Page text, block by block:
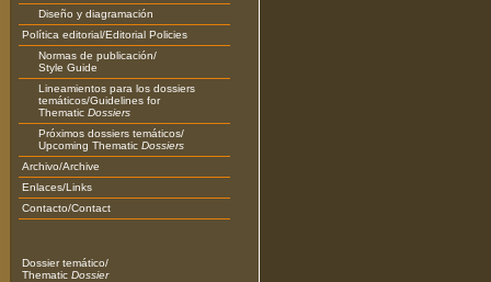
Diseño y diagramación
Política editorial/Editorial Policies
Normas de publicación/
Style Guide
Lineamientos para los dossiers
temáticos/Guidelines for
Thematic Dossiers
Próximos dossiers temáticos/
Upcoming Thematic Dossiers
Archivo/Archive
Enlaces/Links
Contacto/Contact
Dossier temático/
Thematic Dossier